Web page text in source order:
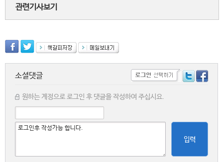
관련기사보기
소셜댓글
원하는 계정으로 로그인 후 댓글을 작성하여 주십시요.
입력